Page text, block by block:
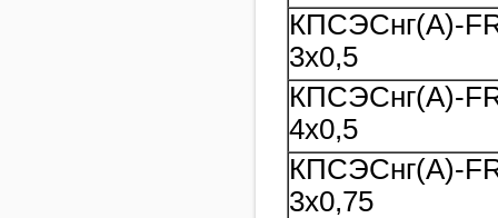
КПСЭСнг(A)-
3х0,5
КПСЭСнг(A)-
4х0,5
КПСЭСнг(A)-
3х0,75